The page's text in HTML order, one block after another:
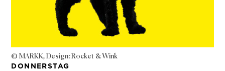
© MARKK, Design: Rocket & Wink
DONNERSTAG